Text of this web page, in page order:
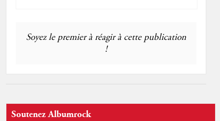
Soyez le premier à réagir à cette publication
!
Soutenez Albumrock